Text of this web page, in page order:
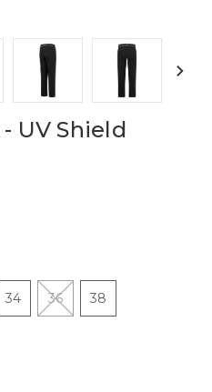
UV Shield
34 36 38